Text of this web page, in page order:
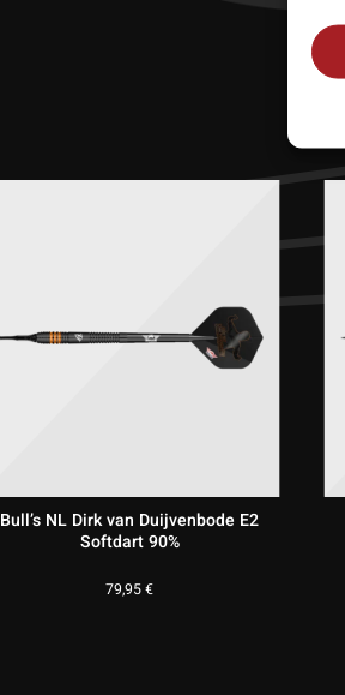
Bull’s NL Dirk van Duijvenbode E2
Softdart 90%
79,95€